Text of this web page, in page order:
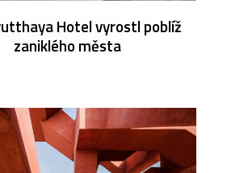
Hotel vyrostl poblíž
zaniklého města